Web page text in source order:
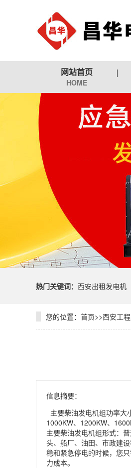
网站首页
HOME
热门关键词： 西安出租发电机
您的位置： 首页>>西安工
信息摘要：
主要柴油发电机组功率大
1000KW、1200KW、
主要柴油发电机组形式：
头、船厂、油田、市政建
稳和紧急停电的时候，您
力成本。